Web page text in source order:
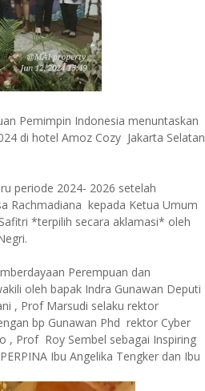
Pemimpin Indonesia menuntaskan
di hotel Amoz Cozy Jakarta Selatan
periode 2024- 2026 setelah
Rachmadiana kepada Ketua Umum
*terpilih secara aklamasi* oleh
Perempuan dan
oleh bapak Indra Gunawan Deputi
, Prof Marsudi selaku rektor
bp Gunawan Phd rektor Cyber
, Prof Roy Sembel sebagai Inspiring
Ibu Angelika Tengker dan Ibu